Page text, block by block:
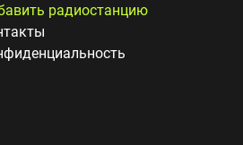
радиостанцию